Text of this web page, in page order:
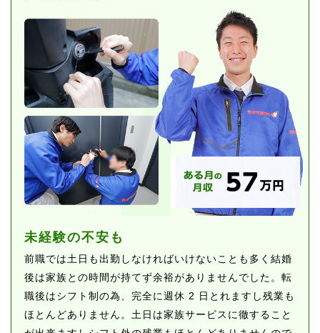
未経験の不安も
前職では土日も出勤しなければいけないことも多く結婚
後は家族との時間が持てず余裕がありませんでした。転
職後はシフト制の為、完全に週休 2 日とれますし残業も
ほとんどありません。土日は家族サービスに徹すること